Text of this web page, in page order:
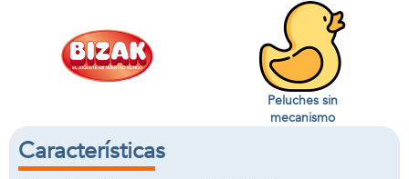
Peluches sin
mecanismo
Características